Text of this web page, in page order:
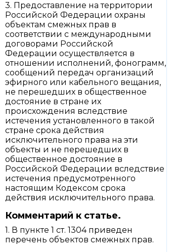
3. Предоставление на территории
Российской Федерации охраны
объектам смежных прав в
соответствии с международными
договорами Российской
Федерации осуществляется в
отношении исполнений, фонограмм,
сообщений передач организаций
эфирного или кабельного вещания,
не перешедших в общественное
достояние в стране их
происхождения вследствие
истечения установленного в такой
стране срока действия
исключительного права на эти
объекты и не перешедших в
общественное достояние в
Российской Федерации вследствие
истечения предусмотренного
настоящим Кодексом срока
действия исключительного права.
Комментарий к статье.
1. В пункте 1 ст. 1304 приведен
перечень объектов смежных прав.